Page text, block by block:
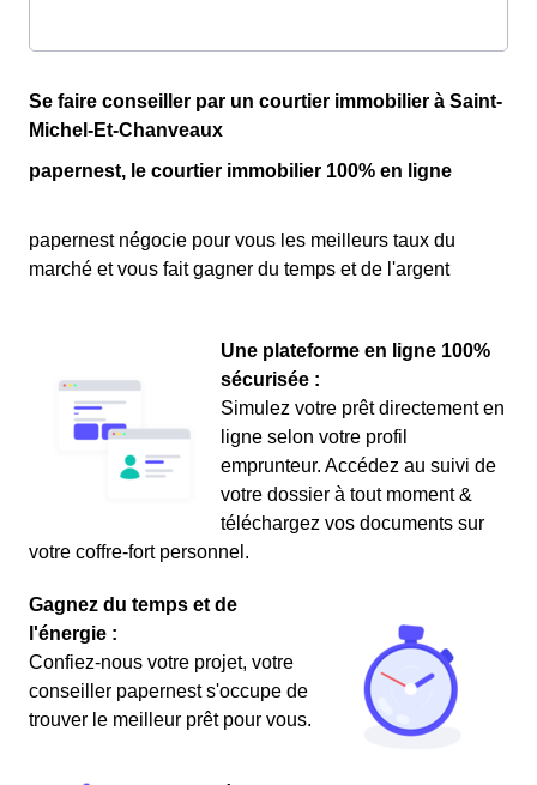
Se faire conseiller par un courtier immobilier à Saint-
Michel-Et-Chanveaux
papernest, le courtier immobilier 100% en ligne
papernest négocie pour vous les meilleurs taux du
marché et vous fait gagner du temps et de l'argent
Une plateforme en ligne 100%
sécurisée :
Simulez votre prêt directement en
ligne selon votre profil
emprunteur. Accédez au suivi de
votre dossier à tout moment &
téléchargez vos documents sur
votre coffre-fort personnel.
Gagnez du temps et de
l'énergie :
Confiez-nous votre projet, votre
conseiller papernest s'occupe de
trouver le meilleur prêt pour vous.